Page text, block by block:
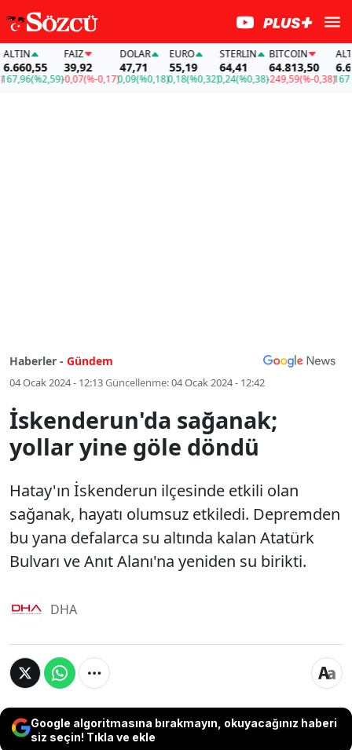
(%2,59)
FAİZ
39,92
-0,07(%-0,17)
DOLAR
47,71
0,09(%0,18)
EURO
55,19
0,18(%0,32)
STERLIN
64,41
0,24(%0,38)
BITCOIN
64.813,50
-249,59(%-0,38)
ALTIN
167,96
Haberler - Gündem
04 Ocak 2024 - 12:13Güncellenme:04 Ocak 2024 - 12:42
İskenderun'da sağanak;
yollar yine göle döndü
Hatay'ın İskenderun ilçesinde etkili olan
sağanak, hayatı olumsuz etkiledi. Depremden
bu yana defalarca su altında kalan Atatürk
Bulvarı ve Anıt Alanı'na yeniden su birikti.
DHA
Google algoritmasına bırakmayın, okuyacağınız haberi
siz seçin! Tıkla ve ekle